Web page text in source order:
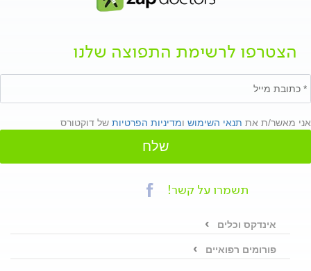
הצטרפו לרשימת התפוצה שלנו
אני מאשר/ת את תנאי השימוש ומדיניות הפרטיות של דוקטורס
שלח
תשמרו על קשר!
אינדקס וכלים
פורומים רפואיים